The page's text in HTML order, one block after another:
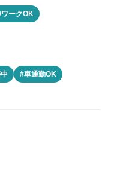
ークOK
#車通勤OK